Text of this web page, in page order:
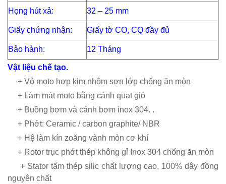
Họng hút xả: 32 – 25 mm
Giấy chứng nhận: Giấy tờ CO, CQ đầy đủ
Bảo hành: 12 Tháng
Vật liệu chế tạo.
+ Vỏ moto hợp kim nhôm sơn lớp chống ăn mòn
+ Làm mát moto bằng cánh quạt gió
+ Buồng bơm và cánh bơm inox 304. .
+ Phớt: Ceramic / carbon graphite/ NBR
+ Hệ làm kín zoăng vành mòn cơ khí
+ Rotor trục phớt thép không gỉ Inox 304 chống ăn mòn
+ Stator tấm thép silic chất lượng cao, 100% dây đồng
nguyên chất